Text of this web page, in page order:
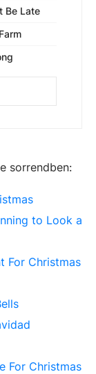
Be Late
sorrendben:
to Look a
For Christmas
For Christmas